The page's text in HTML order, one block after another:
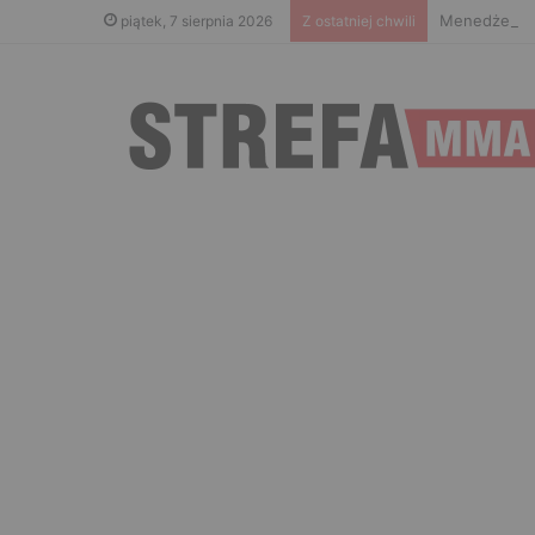
piątek, 7 sierpnia 2026 Z ostatniej chwili Menedżer